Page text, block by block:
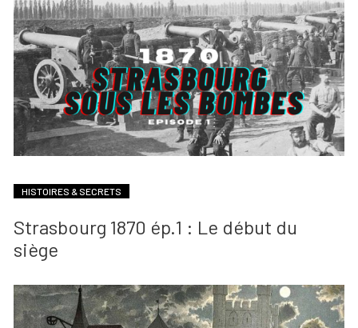
HISTOIRES & SECRETS
Strasbourg 1870 ép.1 : Le début du
siège